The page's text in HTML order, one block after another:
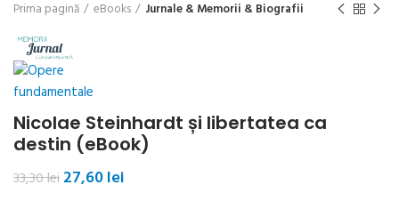
Prima pagină eBooks Jurnale & Memorii & Biografii
Nicolae Steinhardt și libertatea ca
destin (eBook)
33,30leiPrețul
27,60lei